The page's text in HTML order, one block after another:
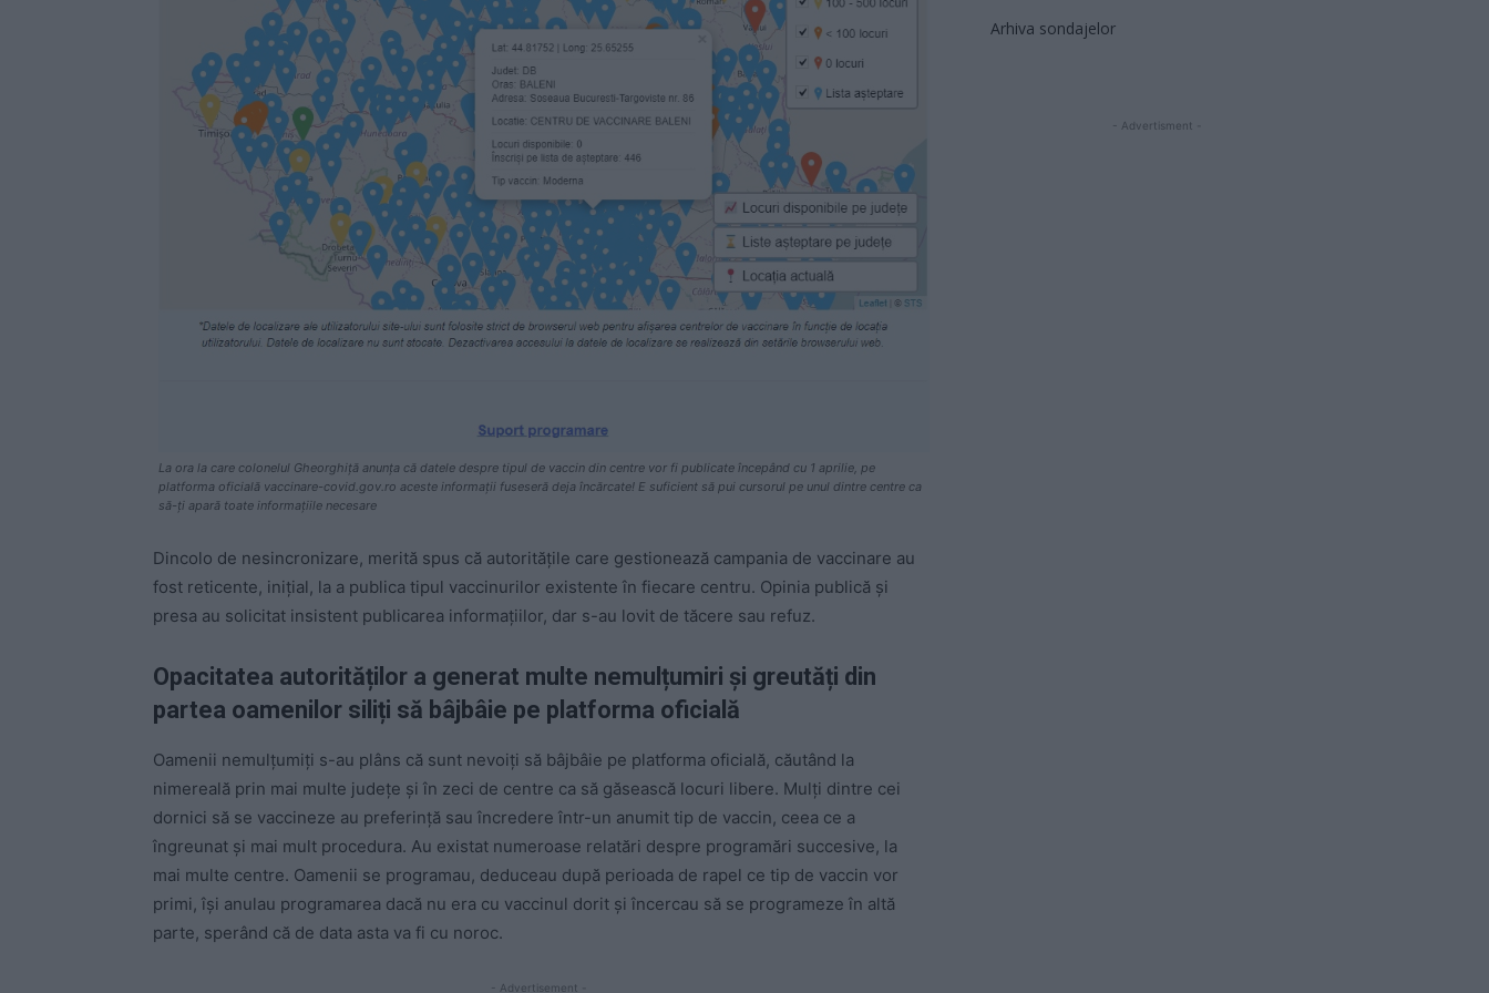
La ora la care colonelul Gheorghiță anunța că datele despre tipul de vaccin din centre vor fi publicate începând cu 1 aprilie, pe
platforma oficială vaccinare-covid.gov.ro aceste informații fuseseră deja încărcate! E suficient să pui cursorul pe unul dintre centre ca
să-ți apară toate informațiile necesare
Dincolo de nesincronizare, merită spus că autoritățile care gestionează campania de vaccinare au
fost reticente, inițial, la a publica tipul vaccinurilor existente în fiecare centru. Opinia publică și
presa au solicitat insistent publicarea informațiilor, dar s-au lovit de tăcere sau refuz.
Opacitatea autorităților a generat multe nemulțumiri și greutăți din
partea oamenilor siliți să bâjbâie pe platforma oficială
Oamenii nemulțumiți s-au plâns că sunt nevoiți să bâjbâie pe platforma oficială, căutând la
nimereală prin mai multe județe și în zeci de centre ca să găsească locuri libere. Mulți dintre cei
dornici să se vaccineze au preferință sau încredere într-un anumit tip de vaccin, ceea ce a
îngreunat și mai mult procedura. Au existat numeroase relatări despre programări succesive, la
mai multe centre. Oamenii se programau, deduceau după perioada de rapel ce tip de vaccin vor
primi, își anulau programarea dacă nu era cu vaccinul dorit și încercau să se programeze în altă
parte, sperând că de data asta va fi cu noroc.
- Advertisement -
Arhiva sondajelor
- Advertisment -